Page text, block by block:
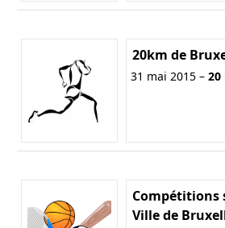
20km de
31 mai 2015 – 20
Compétitions
Ville de